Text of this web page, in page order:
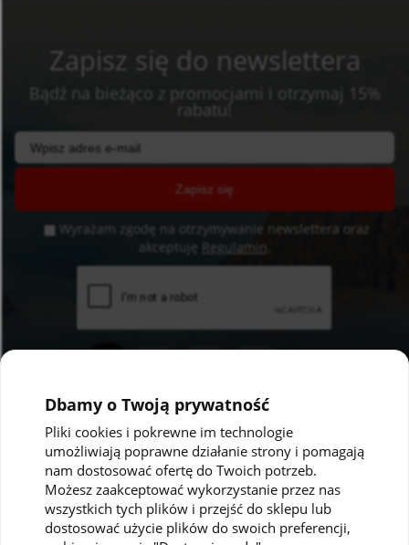
Zapisz się do newslettera
Bądź na bieżąco z promocjami i otrzymaj 15%
rabatu!
Zapisz się
Wyrażam zgodę na otrzymywanie newslettera oraz
akceptuję Regulamin
Pomoc
Polityka prywatności
Regulaminy
Moje konto
Twoje zamówienia
Ustawienia konta
Dbamy o Twoją prywatność
Pliki cookies i pokrewne im technologie
umożliwiają poprawne działanie strony i pomagają
nam dostosować ofertę do Twoich potrzeb.
Możesz zaakceptować wykorzystanie przez nas
wszystkich tych plików i przejść do sklepu lub
dostosować użycie plików do swoich preferencji,